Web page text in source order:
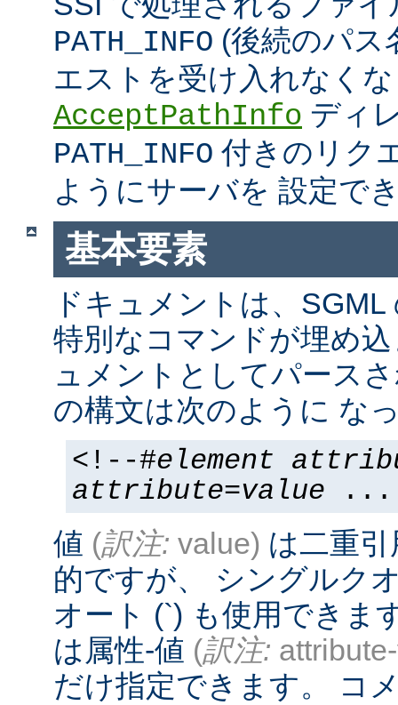
PATH_INFO (後続のパス
エストを受け入れなく
AcceptPathInfo ディ
PATH_INFO 付きのリク
ようにサーバを 設定で
基本要素
ドキュメントは、
特別なコマンドが埋め
ュメントとしてパース
の構文は次のように な
<!--#element
attribute=value ...
値 (訳注: value) は二重
的ですが、 シングルク
オート (`) も使用できま
は属性-値 (訳注:
だけ指定できます。 コ